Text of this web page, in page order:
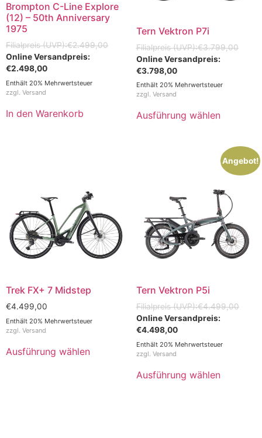
Brompton C-Line Explore
(12) – 50th Anniversary
1975
€2.499,00
€2.498,00
Enthält 20% Mehrwertsteuer
zzgl. Versand
In den Warenkorb
Tern Vektron P7i
€3.799,00
€3.798,00
Enthält 20% Mehrwertsteuer
zzgl. Versand
Ausführung wählen
Trek FX+ 7 Midstep
€4.499,00
Enthält 20% Mehrwertsteuer
zzgl. Versand
Ausführung wählen
Angebot!
Tern Vektron P5i
€4.499,00
€4.498,00
Enthält 20% Mehrwertsteuer
zzgl. Versand
Ausführung wählen